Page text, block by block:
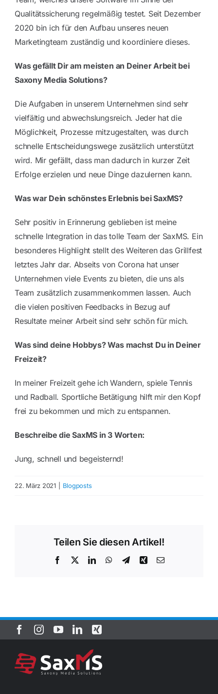
Qualitätssicherung regelmäßig testet. Seit Dezember
2020 bin ich für den Aufbau unseres neuen
Marketingteam zuständig und koordiniere dieses.
Was gefällt Dir am meisten an Deiner Arbeit bei
Saxony Media Solutions?
Die Aufgaben in unserem Unternehmen sind sehr
vielfältig und abwechslungsreich. Jeder hat die
Möglichkeit, Prozesse mitzugestalten, was durch
schnelle Entscheidungswege zusätzlich unterstützt
wird. Mir gefällt, dass man dadurch in kurzer Zeit
Erfolge erzielen und neue Dinge dazulernen kann.
Was war Dein schönstes Erlebnis bei SaxMS?
Sehr positiv in Erinnerung geblieben ist meine
schnelle Integration in das tolle Team der SaxMS. Ein
besonderes Highlight stellt des Weiteren das Grillfest
letztes Jahr dar. Abseits von Corona hat unser
Unternehmen viele Events zu bieten, die uns als
Team zusätzlich zusammenkommen lassen. Auch
die vielen positiven Feedbacks in Bezug auf
Resultate meiner Arbeit sind sehr schön für mich.
Was sind deine Hobbys? Was machst Du in Deiner
Freizeit?
In meiner Freizeit gehe ich Wandern, spiele Tennis
und Radball. Sportliche Betätigung hilft mir den Kopf
frei zu bekommen und mich zu entspannen.
Beschreibe die SaxMS in 3 Worten:
Jung, schnell und begeisternd!
22. März 2021 Blogposts
Teilen Sie diesen Artikel!
Facebook
TwitterLinkedInWhatsAppTelegram
Xing E-